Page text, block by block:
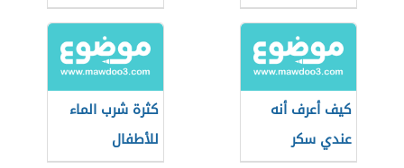
كيف أعرف أنه
عندي سكر
كثرة شرب الماء
للأطفال